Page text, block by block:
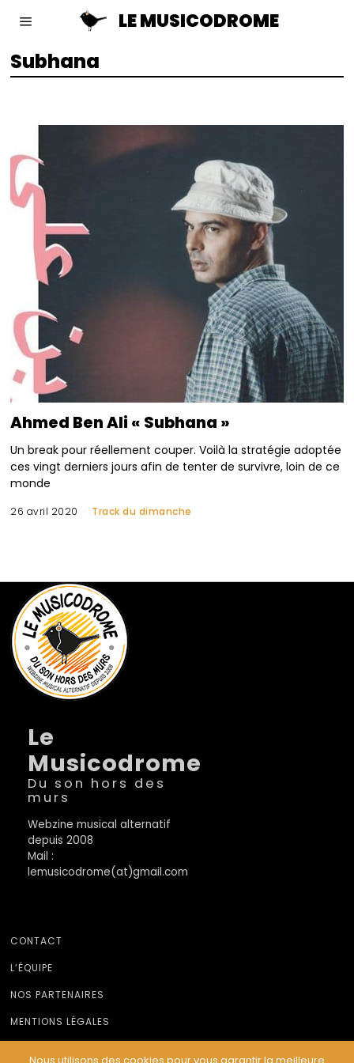
LE MUSICODROME
Subhana
Ahmed Ben Ali « Subhana »
Un break pour réellement couper. Voilà la stratégie adoptée
ces vingt derniers jours afin de tenter de survivre, loin de ce
monde
26 avril 2020 Track du dimanche
Le
Musicodrome
Du son hors des
murs
Webzine musical alternatif
depuis 2008
Mail :
lemusicodrome(at)gmail.com
CONTACT
L’ÉQUIPE
NOS PARTENAIRES
MENTIONS LÉGALES